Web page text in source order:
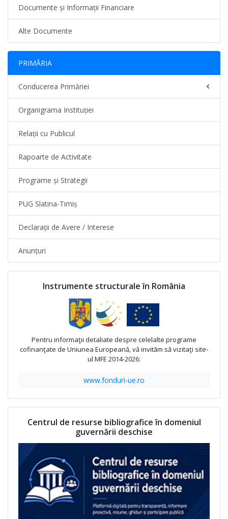
Documente și Informații Financiare
Alte Documente
PRIMĂRIA
Conducerea Primăriei
Organigrama Instituției
Relații cu Publicul
Rapoarte de Activitate
Programe și Strategii
PUG Slatina-Timiș
Declarații de Avere / Interese
Anunțuri
Instrumente structurale în România
Pentru informaţii detaliate despre celelalte programe
cofinanţate de Uniunea Europeană, vă invităm să vizitaţi site-
ul MFE 2014-2026:
www.fonduri-ue.ro
Centrul de resurse bibliografice în domeniul
guvernării deschise